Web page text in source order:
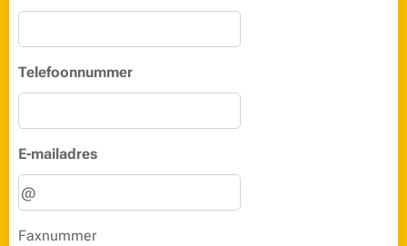
Telefoonnummer
E-mailadres
Faxnummer